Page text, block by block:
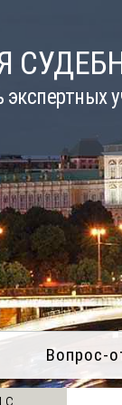
экспертных
Вопрос-
с